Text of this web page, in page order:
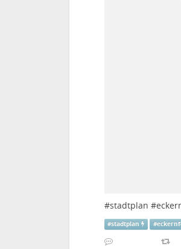
#stadtplan #
#stadtplan #